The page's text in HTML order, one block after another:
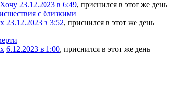
23.12.2023 в 6:49, приснился в этот же день
с близкими
23.12.2023 в 3:52, приснился в этот же день
6.12.2023 в 1:00, приснился в этот же день